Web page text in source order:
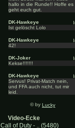
hallo in die Runde!! Hoffe es
geht euch gut.
DK-Hawkeye
Ist gelöscht Lolo
DK-Hawkeye
42!
DK-Joker
Kekse!!!!!!!
DK-Hawkeye
Servus! Privat-Match nein,
und FFA auch nicht, tut mir
leid.
© by Lucky
Video-Ecke
Call of Duty - .. (5480)